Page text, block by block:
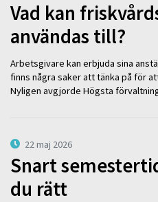
Vad kan
användas till?
Arbetsgivare kan erbjuda sina
finns några saker att tänka på för
Nyligen avgjorde Högsta
22 maj 2026
Snart
du rätt